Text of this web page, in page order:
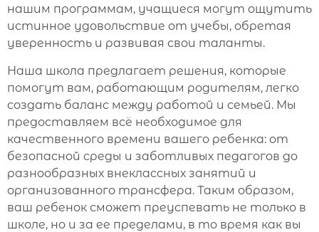
нашим программам, учащиеся могут ощутить
истинное удовольствие от учебы, обретая
уверенность и развивая свои таланты.
Наша школа предлагает решения, которые
помогут вам, работающим родителям, легко
создать баланс между работой и семьей. Мы
предоставляем всё необходимое для
качественного времени вашего ребенка: от
безопасной среды и заботливых педагогов до
разнообразных внеклассных занятий и
организованного трансфера. Таким образом,
ваш ребенок сможет преуспевать не только в
школе, но и за ее пределами, в то время как вы